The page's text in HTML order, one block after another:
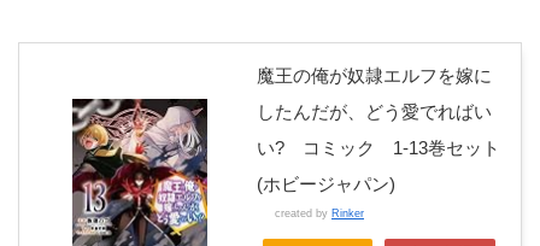
魔王の俺が奴隷エルフを嫁に
したんだが、どう愛でればい
い? コミック 1-13巻セット
(ホビージャパン)
created by Rinker